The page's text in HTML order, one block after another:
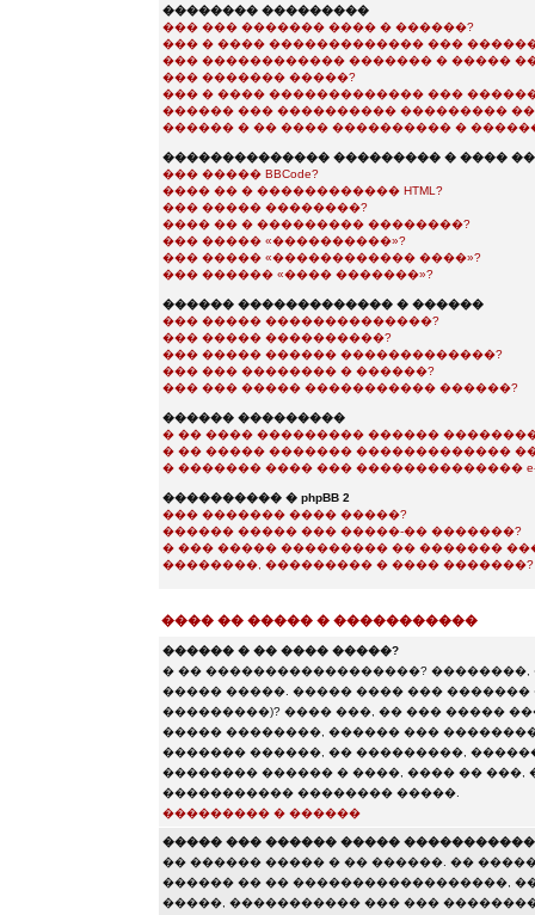
�������� ���������
��� ��� ������� ���� � ������?
��� � ���� ������������� ���
��� ������������ ������� � �����
��� ������� �����?
��� � ���� ������������� ���
������ ��� ���������� ���������
������ � �� ���� ���������� �
�������������� ��������� � ����
��� ����� BBCode?
���� �� � ������������ HTML?
��� ����� ��������?
���� �� � ��������� ��������?
��� ����� «����������»?
��� ����� «������������ ����»?
��� ������ «���� �������»?
������ ������������� � ������
��� ����� ��������������?
��� ����� ����������?
��� ����� ������ �������������?
��� ��� �������� � ������?
��� ��� ����� ����������� ������?
������ ���������
� �� ���� ��������� ������
� �� ����� ������� �������������
� ������� ���� ��� ��������������
���������� � phpBB 2
��� ������� ���� �����?
������ ����� ��� �����-�� �������?
� ��� ����� ��������� �� �������
��������, ��������� � ���� �������?
���� �� ����� � �����������
������ � �� ���� �����?
� �� ������������������?
����� �����. ����� ���� ���
���������)? ���� ���, �� ��� �����
����� ��������, ������ ���
������� ������, �� ���������,
�������� ������ � ����, ���� ��
����������� �������� �����.
��������� � ������
����� ��� ������ �����
�� ������ ����� � �� ������. ��
������ �� �� ������������������,
�����, ����������� ��� ���